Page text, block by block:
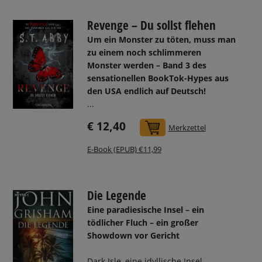
Revenge – Du sollst flehen
Um ein Monster zu töten, muss man
zu einem noch schlimmeren
Monster werden – Band 3 des
sensationellen BookTok-Hypes aus
den USA endlich auf Deutsch!
...
€ 12,40 In den Warenkorb
Merkzettel
E-Book (EPUB) €11,99
Die Legende
Eine paradiesische Insel – ein
tödlicher Fluch – ein großer
Showdown vor Gericht